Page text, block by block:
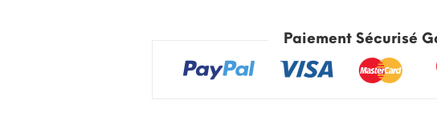
Paiement Sécurisé